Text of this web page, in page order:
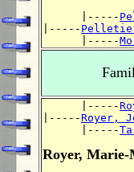
      |-----
|-----
      |-----
      |-----
|-----Royer,
      |-----
Royer, Marie-